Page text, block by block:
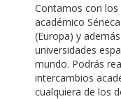
Contamos con
académico
(Europa) y
universidades
mundo. Podrás
intercambios
cualquiera de los